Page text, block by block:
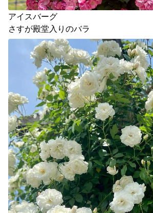
アイスバーグ
さすが殿堂入りのバラ